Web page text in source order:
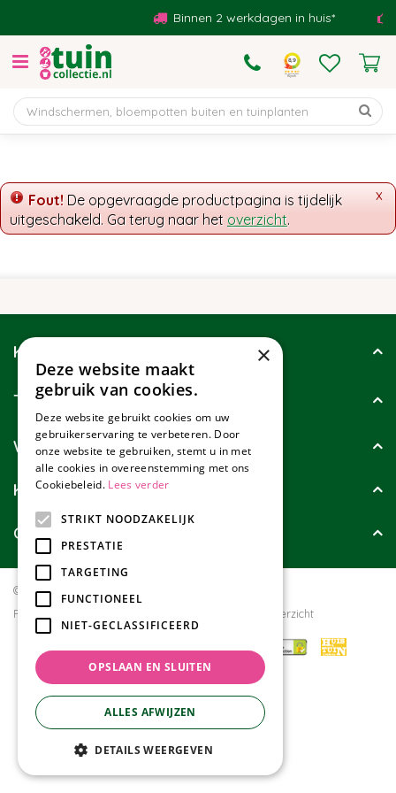
t
n
Binnen 2 werkdagen in huis*
x
Fout! De opgevraagde productpagina is tijdelijk
uitgeschakeld. Ga terug naar het overzicht.
Klantenservice
Tuincollectie
Wie zijn wij?
Klanten geven ons
Contact
© Tuincollectie.nl
Privacy policy
Tuincentrum Overzicht
×
Deze website maakt
gebruik van cookies.
Deze website gebruikt cookies om uw
gebruikerservaring te verbeteren. Door
onze website te gebruiken, stemt u in met
alle cookies in overeenstemming met ons
Cookiebeleid. Lees verder
STRIKT NOODZAKELIJK
PRESTATIE
TARGETING
FUNCTIONEEL
NIET-GECLASSIFICEERD
OPSLAAN EN SLUITEN
ALLES AFWIJZEN
DETAILS WEERGEVEN